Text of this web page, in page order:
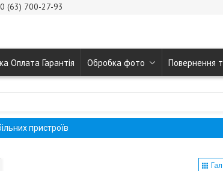
(63) 700-27-93
Оплата Гарантія Обробка фото Повернення
пристроїв